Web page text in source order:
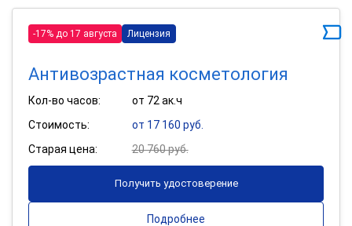
-17% до 17 августа Лицензия
Антивозрастная косметология
Кол-во часов:
от 72 ак.ч
Стоимость:
от 17 160 руб.
Старая цена:
20 760 руб.
Получить удостоверение
Подробнее